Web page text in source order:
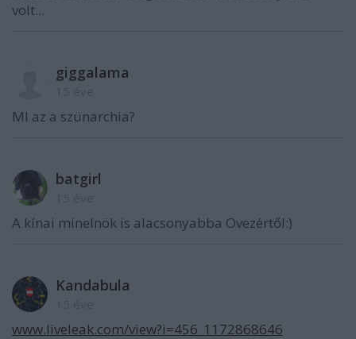
volt...
giggalama
MI az a szünarchia?
batgirl
A kínai minelnök is alacsonyabba Ovezértől:)
Kandabula
www.liveleak.com/view?i=456_1172868646